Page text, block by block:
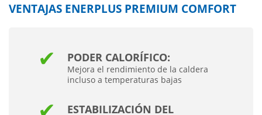
VENTAJAS ENERPLUS PREMIUM COMFORT
PODER CALORÍFICO:
Mejora el rendimiento de la caldera
incluso a temperaturas bajas
ESTABILIZACIÓN DEL